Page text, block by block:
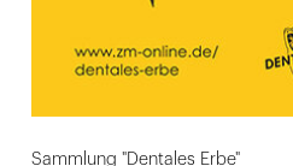
Sammlung "Dentales Erbe"